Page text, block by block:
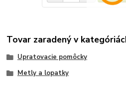
Tovar zaradený v
Upratovacie pomôcky
Metly a lopatky